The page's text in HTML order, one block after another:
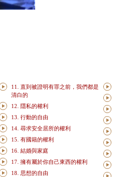
11. 直到被證明有罪之前，我們都是
清白的
12. 隱私的權利
13. 行動的自由
14. 尋求安全居所的權利
15. 有國籍的權利
16. 結婚與家庭
17. 擁有屬於你自己東西的權利
18. 思想的自由